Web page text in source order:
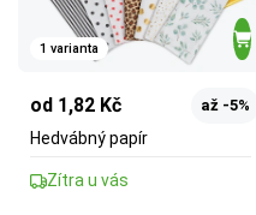
1 varianta
od 1,82 Kč až -5%
Hedvábný papír
Zítra u vás